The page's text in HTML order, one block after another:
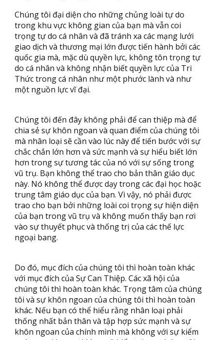
Chúng tôi đại diện cho những chủng loài tự do
trong khu vực không gian của bạn mà vẫn coi
trọng tự do cá nhân và đã tránh xa các mạng lưới
giao dịch và thương mại lớn được tiến hành bởi các
quốc gia mà, mặc dù quyền lực, không tôn trọng tự
do cá nhân và không nhận biết quyền lực của Tri
Thức trong cá nhân như một phước lành và như
một nguồn lực vĩ đại.
Chúng tôi đến đây không phải để can thiệp mà để
chia sẻ sự khôn ngoan và quan điểm của chúng tôi
mà nhân loại sẽ cần vào lúc này để tiến bước với sự
chắc chắn lớn hơn và sức mạnh và sự hiểu biết lớn
hơn trong sự tương tác của nó với sự sống trong
vũ trụ. Bạn không thể trao cho bản thân giáo dục
này. Nó không thể được dạy trong các đại học hoặc
trung tâm giáo dục của bạn. Vì vậy, nó phải được
trao cho bạn bởi những loài coi trọng sự hiện diện
của bạn trong vũ trụ và không muốn thấy bạn rơi
vào sự thuyết phục và thống trị của các thế lực
ngoại bang.
Do đó, mục đích của chúng tôi thì hoàn toàn khác
với mục đích của Sự Can Thiệp. Các xã hội của
chúng tôi thì hoàn toàn khác. Trọng tâm của chúng
tôi và sự khôn ngoan của chúng tôi thì hoàn toàn
khác. Nếu bạn có thể hiểu rằng nhân loại phải
thống nhất bản thân và tập hợp sức mạnh và sự
khôn ngoan của chính mình mà không với sự kiểm